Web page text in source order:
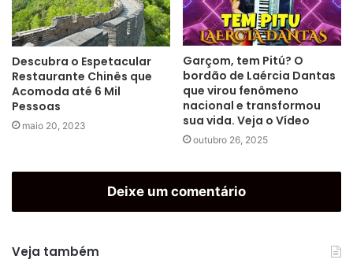
Descubra o Espetacular
Restaurante Chinês que
Acomoda até 6 Mil
Pessoas
maio 20, 2023
Garçom, tem Pitú? O
bordão de Laércia Dantas
que virou fenômeno
nacional e transformou
sua vida. Veja o Vídeo
outubro 26, 2025
Deixe um comentário
Veja também